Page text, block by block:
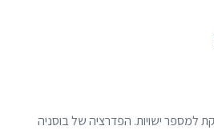
למספר ישויות. הפדרציה של בוסניה